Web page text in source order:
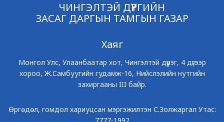
ЧИНГЭЛТЭЙ ДҮҮРГИЙН
ЗАСАГ ДАРГЫН ТАМГЫН ГАЗАР
Хаяг
Монгол Улс, Улаанбаатар хот, Чингэлтэй дүүрэг, 4 дүгээр
хороо, Ж.Самбуугийн гудамж-16, Нийслэлийн нутгийн
захиргааны III байр.
Өргөдөл, гомдол хариуцсан мэргэжилтэн С.Золжаргал Утас: